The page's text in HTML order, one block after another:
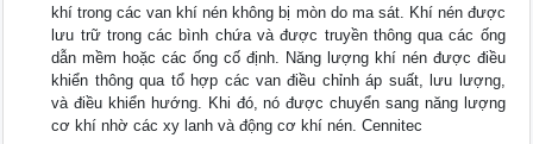
khí trong các van khí nén không bị mòn do ma sát. Khí nén được
lưu trữ trong các bình chứa và được truyền thông qua các ống
dẫn mềm hoặc các ống cố định. Năng lượng khí nén được điều
khiển thông qua tổ hợp các van điều chỉnh áp suất, lưu lượng,
và điều khiển hướng. Khi đó, nó được chuyển sang năng lượng
cơ khí nhờ các xy lanh và động cơ khí nén. Cennitec